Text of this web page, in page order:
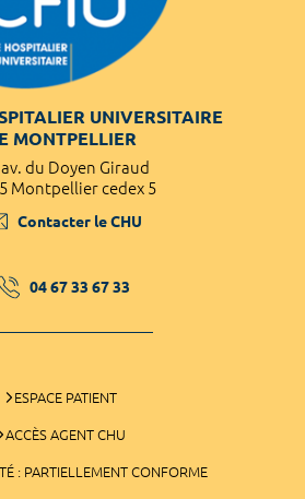
UNIVERSITAIRE
MONTPELLIER
du Doyen Giraud
Montpellier cedex 5
Contacter le CHU
04 67 33 67 33
ESPACE PATIENT
ACCÈS AGENT CHU
: PARTIELLEMENT CONFORME